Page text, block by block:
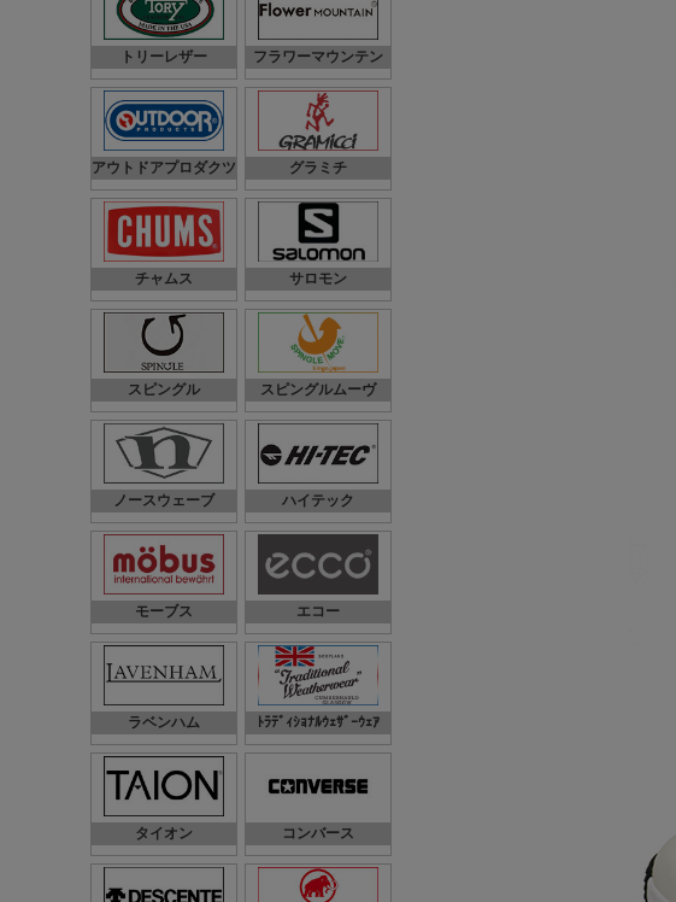
トリーレザー フラワーマウンテン
アウトドアプロダクツ グラミチ
チャムス サロモン
スピングル スピングルムーヴ
ノースウェーブ ハイテック
モーブス エコー
ラベンハム ﾄﾗﾃﾞｨｼｮﾅﾙｳｪｻﾞｰｳｪｱ
タイオン コンバース